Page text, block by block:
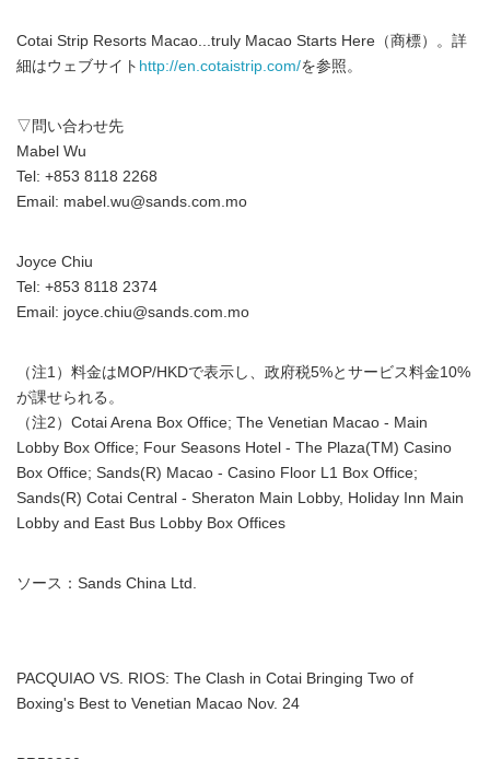
Cotai Strip Resorts Macao...truly Macao Starts Here（商標）。詳
細はウェブサイト http://en.cotaistrip.com/を参照。
▽問い合わせ先
Mabel Wu
Tel: +853 8118 2268
Email: mabel.wu@sands.com.mo
Joyce Chiu
Tel: +853 8118 2374
Email: joyce.chiu@sands.com.mo
（注1）料金はMOP/HKDで表示し、政府税5%とサービス料金10%
が課せられる。
（注2）Cotai Arena Box Office; The Venetian Macao - Main
Lobby Box Office; Four Seasons Hotel - The Plaza(TM) Casino
Box Office; Sands(R) Macao - Casino Floor L1 Box Office;
Sands(R) Cotai Central - Sheraton Main Lobby, Holiday Inn Main
Lobby and East Bus Lobby Box Offices
ソース：Sands China Ltd.
PACQUIAO VS. RIOS: The Clash in Cotai Bringing Two of
Boxing's Best to Venetian Macao Nov. 24